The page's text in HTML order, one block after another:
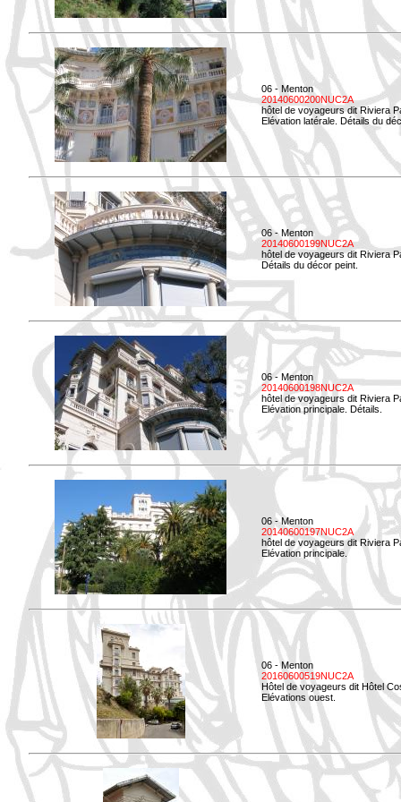
06 - Menton
20140600200NUC2A
hôtel de voyageurs dit Riviera
Elévation latérale. Détails du
06 - Menton
20140600199NUC2A
hôtel de voyageurs dit Riviera
Détails du décor peint.
06 - Menton
20140600198NUC2A
hôtel de voyageurs dit Riviera
Elévation principale. Détails.
06 - Menton
20140600197NUC2A
hôtel de voyageurs dit Riviera
Elévation principale.
06 - Menton
20160600519NUC2A
Hôtel de voyageurs dit Hôtel
Elévations ouest.